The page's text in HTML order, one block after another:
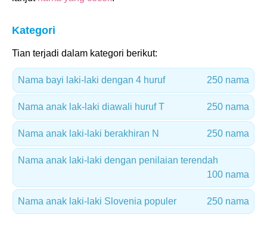
Kategori
Tian terjadi dalam kategori berikut:
Nama bayi laki-laki dengan 4 huruf 250 nama
Nama anak lak-laki diawali huruf T 250 nama
Nama anak laki-laki berakhiran N 250 nama
Nama anak laki-laki dengan penilaian terendah
100 nama
Nama anak laki-laki Slovenia populer 250 nama